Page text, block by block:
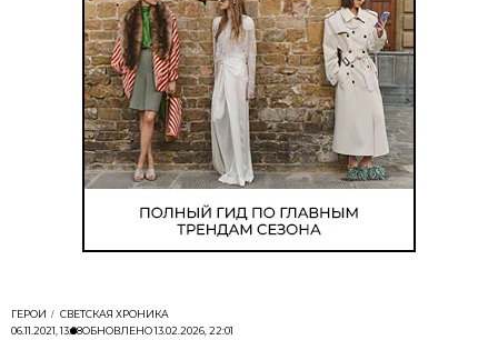
ГЕРОИ
СВЕТСКАЯ ХРОНИКА
06.11.2021, 13:08ОБНОВЛЕНО13.02.2026, 22:01